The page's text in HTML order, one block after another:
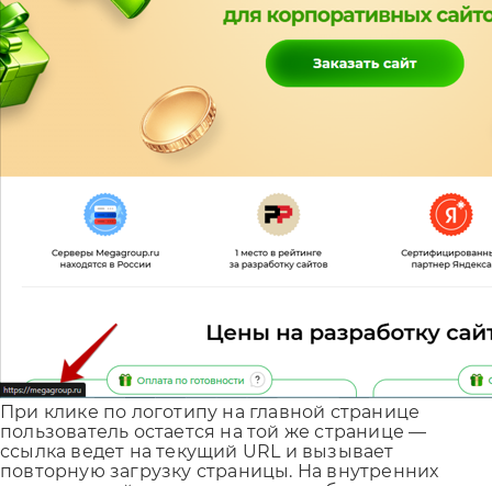
При клике по логотипу на главной странице
пользователь остается на той же странице —
ссылка ведет на текущий URL и вызывает
повторную загрузку страницы. На внутренних